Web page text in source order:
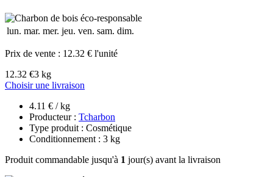
lun. mar. mer. jeu. ven. sam. dim.
Prix de vente : 12.32 € l'unité
12.32 €3 kg
Choisir une livraison
4.11 € / kg
Producteur : Tcharbon
Type produit : Cosmétique
Conditionnement : 3 kg
Produit commandable jusqu'à 1 jour(s) avant la livraison